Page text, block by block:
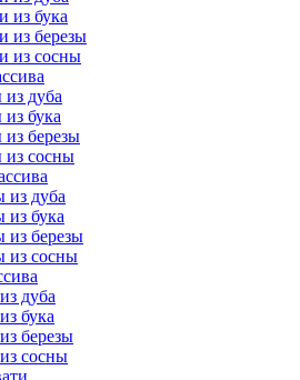
из бука
из березы
из сосны
дуба
бука
березы
сосны
из дуба
бука
из березы
из сосны
дуба
бука
березы
сосны